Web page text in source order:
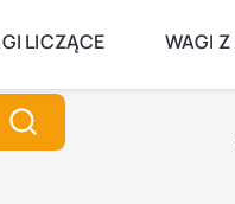
SAMEGO DNIA
Szukaj
LICZĄCE WAGI